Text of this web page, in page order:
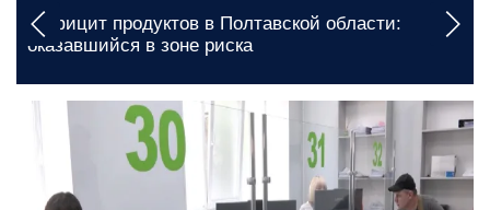
в Полтавской области:
в зоне риска
графики
сегодня, 17:30